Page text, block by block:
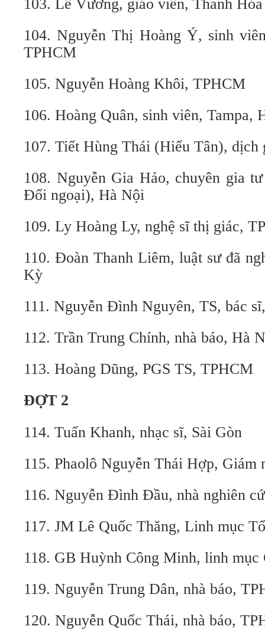
103. Lê Vương, giáo viên, Thanh Hóa
104. Nguyễn Thị Hoàng Ý, sinh
TPHCM
105. Nguyễn Hoàng Khôi, TPHCM
106. Hoàng Quân, sinh viên, Tampa,
107. Tiết Hùng Thái (Hiếu Tân), dịch
108. Nguyễn Gia Hảo, chuyên gia
Đối ngoại), Hà Nội
109. Ly Hoàng Ly, nghệ sĩ thị giác,
110. Đoàn Thanh Liêm, luật sư đã
Kỳ
111. Nguyễn Đình Nguyên, TS, bác
112. Trần Trung Chính, nhà báo, Hà
113. Hoàng Dũng, PGS TS, TPHCM
ĐỢT 2
114. Tuấn Khanh, nhạc sĩ, Sài Gòn
115. Phaolô Nguyễn Thái Hợp, Giám
116. Nguyễn Đình Đầu, nhà nghiên
117. JM Lê Quốc Thăng, Linh mục
118. GB Huỳnh Công Minh, linh mục
119. Nguyễn Trung Dân, nhà báo,
120. Nguyễn Quốc Thái, nhà báo,